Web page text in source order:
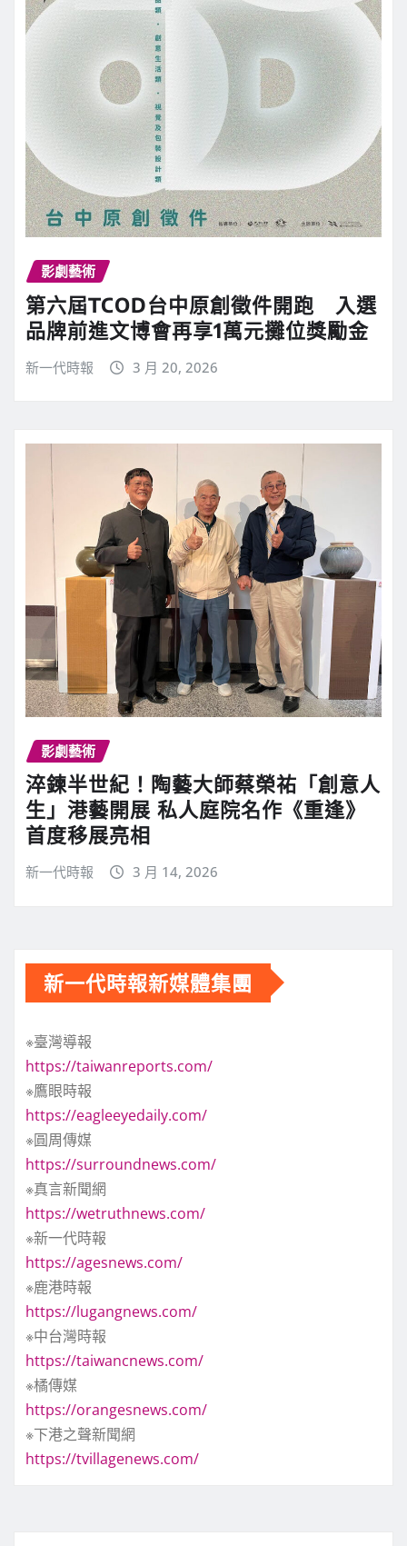
影劇藝術
第六屆TCOD台中原創徵件開跑 入選
品牌前進文博會再享1萬元攤位獎勵金
新一代時報 3 月 20, 2026
影劇藝術
淬鍊半世紀！陶藝大師蔡榮祐「創意人
生」港藝開展 私人庭院名作《重逢》
首度移展亮相
新一代時報 3 月 14, 2026
新一代時報新媒體集團
※臺灣導報
https://taiwanreports.com/
※鷹眼時報
https://eagleeyedaily.com/
※圓周傳媒
https://surroundnews.com/
※真言新聞網
https://wetruthnews.com/
※新一代時報
https://agesnews.com/
※鹿港時報
https://lugangnews.com/
※中台灣時報
https://taiwancnews.com/
※橘傳媒
https://orangesnews.com/
※下港之聲新聞網
https://tvillagenews.com/